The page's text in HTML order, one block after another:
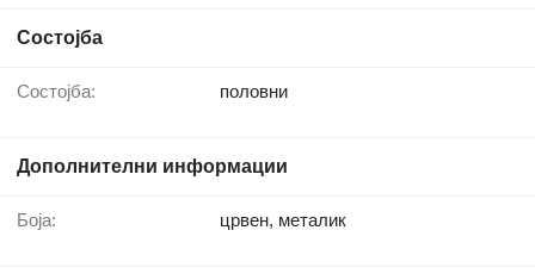
Состојба
Состојба: половни
Дополнителни информации
Боја: црвен, металик